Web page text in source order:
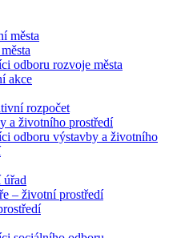
města
odboru rozvoje města
akce
rozpočet
a životního prostředí
odboru výstavby a životního
úřad
– životní prostředí